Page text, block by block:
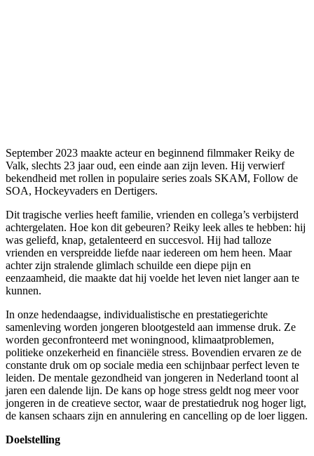
September 2023 maakte acteur en beginnend filmmaker Reiky de
Valk, slechts 23 jaar oud, een einde aan zijn leven. Hij verwierf
bekendheid met rollen in populaire series zoals SKAM, Follow de
SOA, Hockeyvaders en Dertigers.
Dit tragische verlies heeft familie, vrienden en collega’s verbijsterd
achtergelaten. Hoe kon dit gebeuren? Reiky leek alles te hebben: hij
was geliefd, knap, getalenteerd en succesvol. Hij had talloze
vrienden en verspreidde liefde naar iedereen om hem heen. Maar
achter zijn stralende glimlach schuilde een diepe pijn en
eenzaamheid, die maakte dat hij voelde het leven niet langer aan te
kunnen.
In onze hedendaagse, individualistische en prestatiegerichte
samenleving worden jongeren blootgesteld aan immense druk. Ze
worden geconfronteerd met woningnood, klimaatproblemen,
politieke onzekerheid en financiële stress. Bovendien ervaren ze de
constante druk om op sociale media een schijnbaar perfect leven te
leiden. De mentale gezondheid van jongeren in Nederland toont al
jaren een dalende lijn. De kans op hoge stress geldt nog meer voor
jongeren in de creatieve sector, waar de prestatiedruk nog hoger ligt,
de kansen schaars zijn en annulering en cancelling op de loer liggen.
Doelstelling